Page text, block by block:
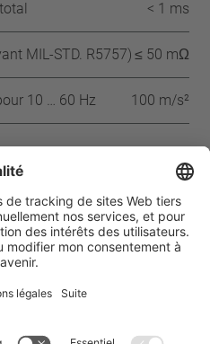
< 1 ms
MIL-STD. R5757) ≤ 50 mΩ
10 … 60 Hz 100 m/s²